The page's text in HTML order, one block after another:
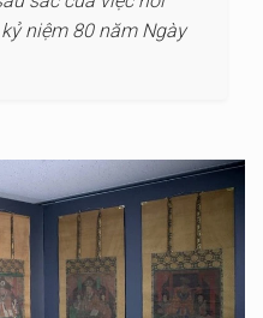
niệm 80 năm Ngày